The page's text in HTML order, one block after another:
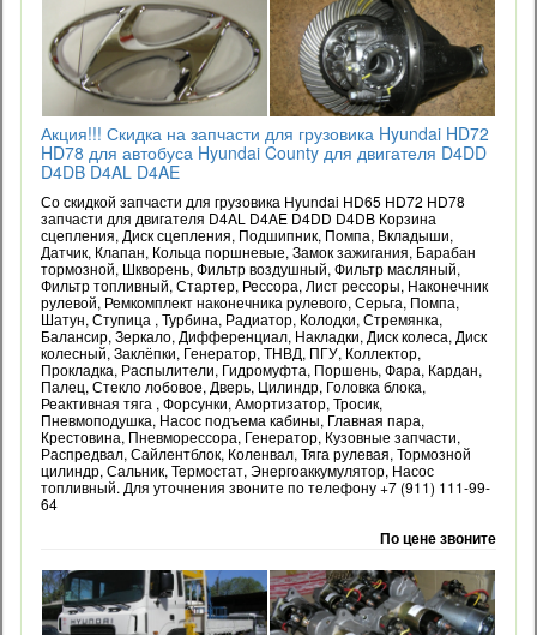
Акция!!! Скидка на запчасти для грузовика Hyundai HD72
HD78 для автобуса Hyundai County для двигателя D4DD
D4DB D4AL D4AE
Со скидкой запчасти для грузовика Hyundai HD65 HD72 HD78
запчасти для двигателя D4AL D4AE D4DD D4DB Корзина
сцепления, Диск сцепления, Подшипник, Помпа, Вкладыши,
Датчик, Клапан, Кольца поршневые, Замок зажигания, Барабан
тормозной, Шкворень, Фильтр воздушный, Фильтр масляный,
Фильтр топливный, Стартер, Рессора, Лист рессоры, Наконечник
рулевой, Ремкомплект наконечника рулевого, Серьга, Помпа,
Шатун, Ступица , Турбина, Радиатор, Колодки, Стремянка,
Балансир, Зеркало, Дифференциал, Накладки, Диск колеса, Диск
колесный, Заклёпки, Генератор, ТНВД, ПГУ, Коллектор,
Прокладка, Распылители, Гидромуфта, Поршень, Фара, Кардан,
Палец, Стекло лобовое, Дверь, Цилиндр, Головка блока,
Реактивная тяга , Форсунки, Амортизатор, Тросик,
Пневмоподушка, Насос подъема кабины, Главная пара,
Крестовина, Пневморессора, Генератор, Кузовные запчасти,
Распредвал, Сайлентблок, Коленвал, Тяга рулевая, Тормозной
цилиндр, Сальник, Термостат, Энергоаккумулятор, Насос
топливный. Для уточнения звоните по телефону +7 (911) 111-99-
64
По цене звоните